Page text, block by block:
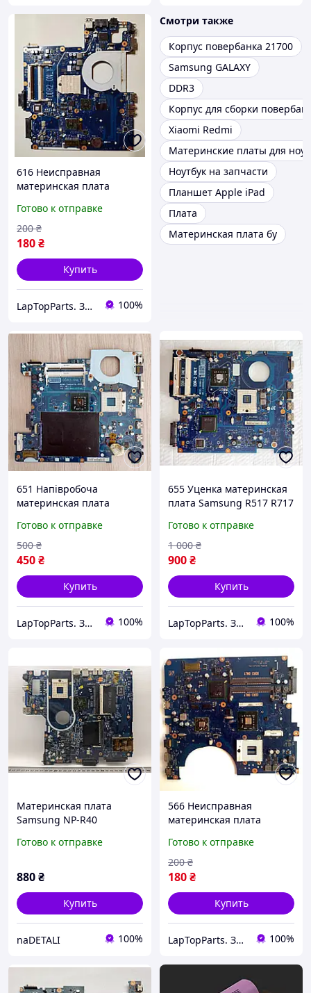
616 Неисправная
материнская плата
- BA41-00998A BA92-
05376B BA92-05375A
Готово к отправке
180₴
200 ₴
Купить
LapTopParts. Запчасти к ноутбукам и ПК б/у 100%
Смотри также
Корпус повербанка 21700
Samsung GALAXY
DDR3
Корпус для сборки
Xiaomi Redmi
Материнские платы для
Ноутбук на запчасти
Планшет Apple iPad
Плата
Материнская плата бу
651 Напівробоча
материнская плата
Suzhou-UL-DDR3 BA41-
01214A
Готово к отправке
450₴
500 ₴
Купить
LapTopParts. Запчасти к ноутбукам и ПК б/у 100%
655 Уценка материнская
плата Samsung R517 R717
05682B BA41-01105A
Готово к отправке
900₴
1 000 ₴
Купить
LapTopParts. Запчасти к ноутбукам и ПК б/у 100%
Материнская плата
Samsung NP-R40
Готово к отправке
880₴
Купить
naDETALI 100%
566 Неисправная
материнская плата
15L BA92-07046A
Готово к отправке
180₴
200 ₴
Купить
LapTopParts. Запчасти к ноутбукам и ПК б/у 100%